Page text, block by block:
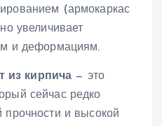
(армокаркас
увеличивает
и деформациям.
из кирпича — это
сейчас редко
прочности и высокой